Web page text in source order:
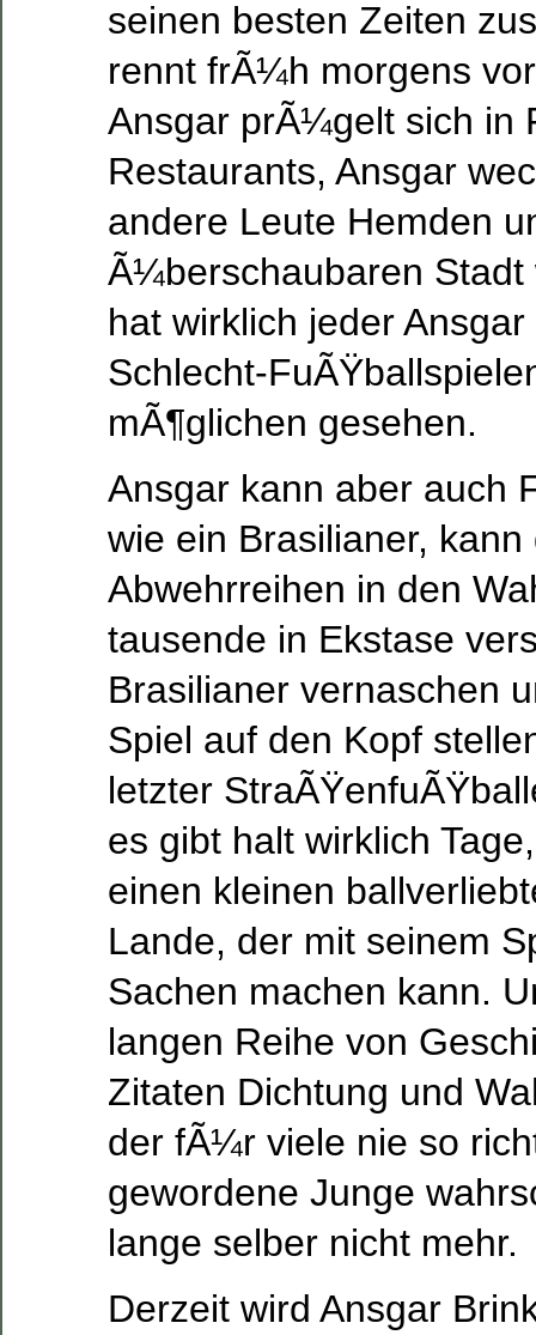
seinen besten Zeiten
rennt frÃ¼h morgens
Ansgar prÃ¼gelt sich in
Restaurants, Ansgar
andere Leute Hemden
Ã¼berschaubaren
hat wirklich jeder
Schlecht-
mÃ¶glichen gesehen.
Ansgar kann aber auch
wie ein Brasilianer, kann
Abwehrreihen in den
tausende in Ekstase
Brasilianer vernaschen
Spiel auf den Kopf
letzter
es gibt halt wirklich
einen kleinen
Lande, der mit seinem
Sachen machen kann.
langen Reihe von
Zitaten Dichtung und
der fÃ¼r viele nie so
gewordene Junge
lange selber nicht mehr.
Derzeit wird Ansgar